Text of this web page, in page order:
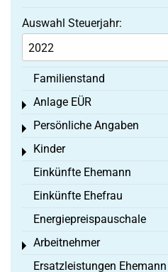
Auswahl Steuerjahr:
Familienstand
Anlage EÜR
Toggle menu
Persönliche Angaben
Toggle menu
Kinder
Toggle menu
Einkünfte Ehemann
Einkünfte Ehefrau
Energiepreispauschale
Arbeitnehmer
Toggle menu
Ersatzleistungen Ehemann